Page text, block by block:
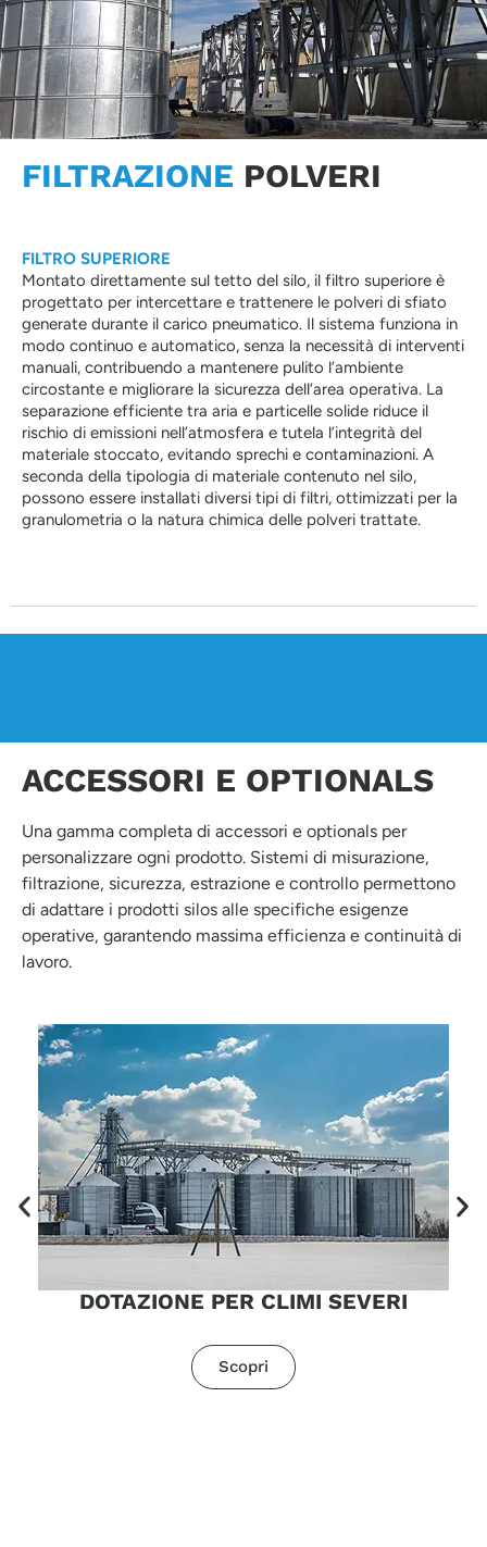
FILTRAZIONE POLVERI
FILTRO SUPERIORE
Montato direttamente sul tetto del silo, il filtro superiore è
progettato per intercettare e trattenere le polveri di sfiato
generate durante il carico pneumatico. Il sistema funziona in
modo continuo e automatico, senza la necessità di interventi
manuali, contribuendo a mantenere pulito l’ambiente
circostante e migliorare la sicurezza dell’area operativa. La
separazione efficiente tra aria e particelle solide riduce il
rischio di emissioni nell’atmosfera e tutela l’integrità del
materiale stoccato, evitando sprechi e contaminazioni. A
seconda della tipologia di materiale contenuto nel silo,
possono essere installati diversi tipi di filtri, ottimizzati per la
granulometria o la natura chimica delle polveri trattate.
ACCESSORI E OPTIONALS
Una gamma completa di accessori e optionals per
personalizzare ogni prodotto. Sistemi di misurazione,
filtrazione, sicurezza, estrazione e controllo permettono
di adattare i prodotti silos alle specifiche esigenze
operative, garantendo massima efficienza e continuità di
lavoro.
DOTAZIONE PER CLIMI SEVERI
Scopri